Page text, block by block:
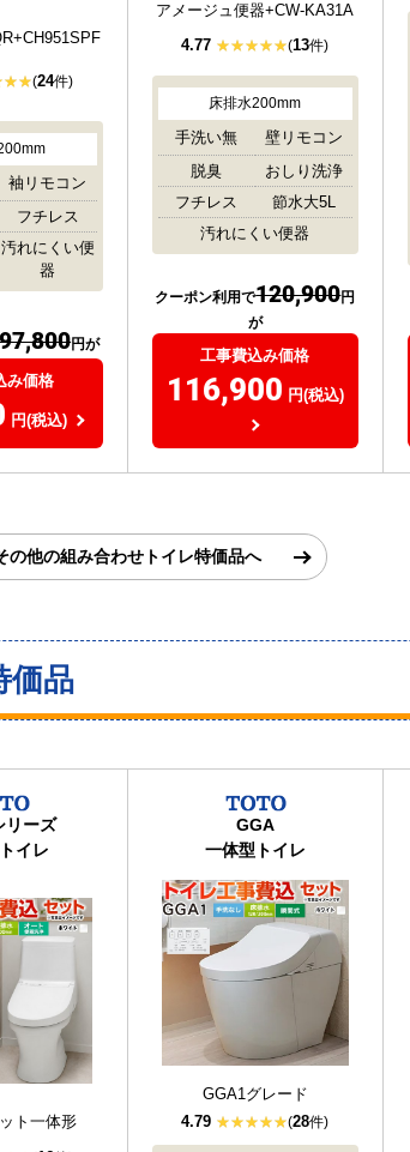
(24件)
袖リモコン
フチレス
汚れにくい便
器
97,800円が
み価格
円(税込)
アメージュ便器+CW-KA31A
4.77 (13件)
床排水200mm
手洗い無
壁リモコン
脱臭
おしり洗浄
フチレス
節水大5L
汚れにくい便器
クーポン利用で120,900円
が
工事費込み価格
116,900 円(税込)
の他の組み合わせトイレ特価品へ
価品
リーズ
イレ
ト一体形
GGA
一体型トイレ
GGA1グレード
4.79 (28件)